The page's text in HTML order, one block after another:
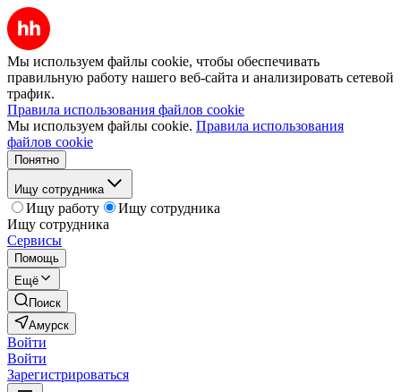
Мы используем файлы cookie, чтобы обеспечивать
правильную работу нашего веб-сайта и анализировать сетевой
трафик.
Правила использования файлов cookie
Мы используем файлы cookie. Правила использования
файлов cookie
Понятно
Ищу сотрудника
Ищу работу
Ищу сотрудника
Ищу сотрудника
Сервисы
Помощь
Ещё
Поиск
Амурск
Войти
Войти
Зарегистрироваться